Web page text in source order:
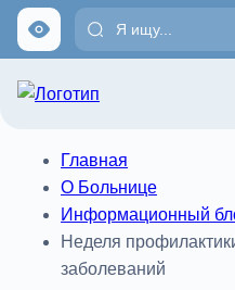
Главная
О Больнице
Информационный
Неделя
заболеваний